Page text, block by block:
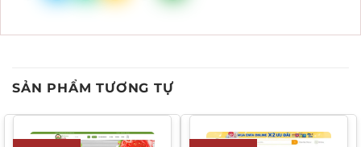
SẢN PHẨM TƯƠNG TỰ